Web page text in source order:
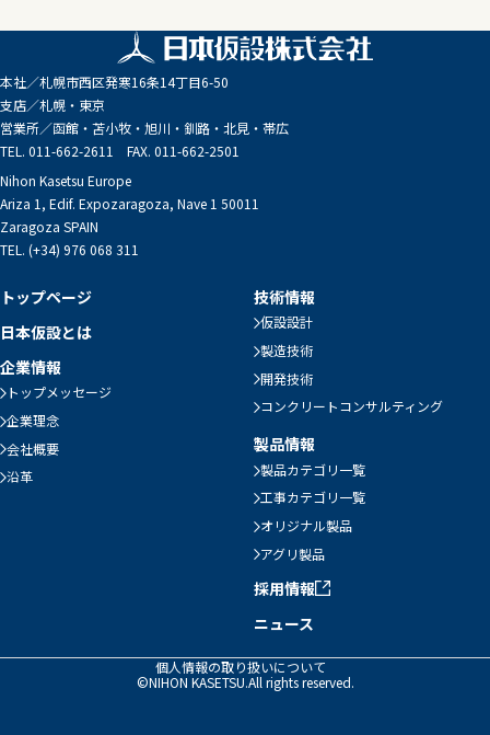
本社／札幌市西区発寒16条14丁目6-50
支店／札幌・東京
営業所／函館・苫小牧・旭川・釧路・北見・帯広
TEL. 011-662-2611 FAX. 011-662-2501
Nihon Kasetsu Europe
Ariza 1, Edif. Expozaragoza, Nave 1 50011
Zaragoza SPAIN
TEL. (+34) 976 068 311
トップページ
日本仮設とは
企業情報
トップメッセージ
企業理念
会社概要
沿革
技術情報
仮設設計
製造技術
開発技術
コンクリートコンサルティング
製品情報
製品カテゴリ一覧
工事カテゴリ一覧
オリジナル製品
アグリ製品
採用情報
ニュース
個人情報の取り扱いについて
©NIHON KASETSU.All rights reserved.